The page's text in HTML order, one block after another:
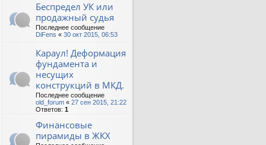
Беспредел УК или
продажный судья
Последнее сообщение
DiFens « 30 окт 2015, 06:53
Караул! Деформация
фундамента и
несущих
конструкций в МКД.
Последнее сообщение
old_forum « 27 сен 2015, 21:22
Ответов: 1
Финансовые
пирамиды в ЖКХ